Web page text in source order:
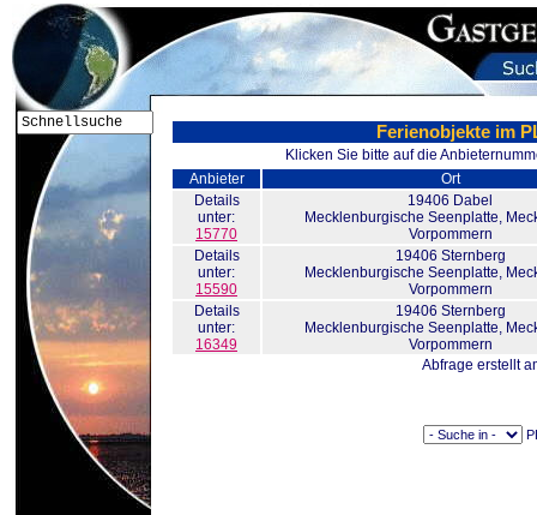
Ferienobjekte im
Klicken Sie bitte auf die
Anbieter
Ort
Details
unter:
15770
19406 Dabel
Mecklenburgische Seenplatte,
Vorpommern
Details
unter:
15590
19406 Sternberg
Mecklenburgische Seenplatte,
Vorpommern
Details
unter:
16349
19406 Sternberg
Mecklenburgische Seenplatte,
Vorpommern
Abfrage erstellt